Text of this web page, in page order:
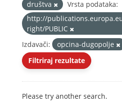
društva
Vrsta podataka:
http://
right/PUBLIC
Izdavači:
opcina-dugopolje
Filtriraj rezultate
Please try another search.